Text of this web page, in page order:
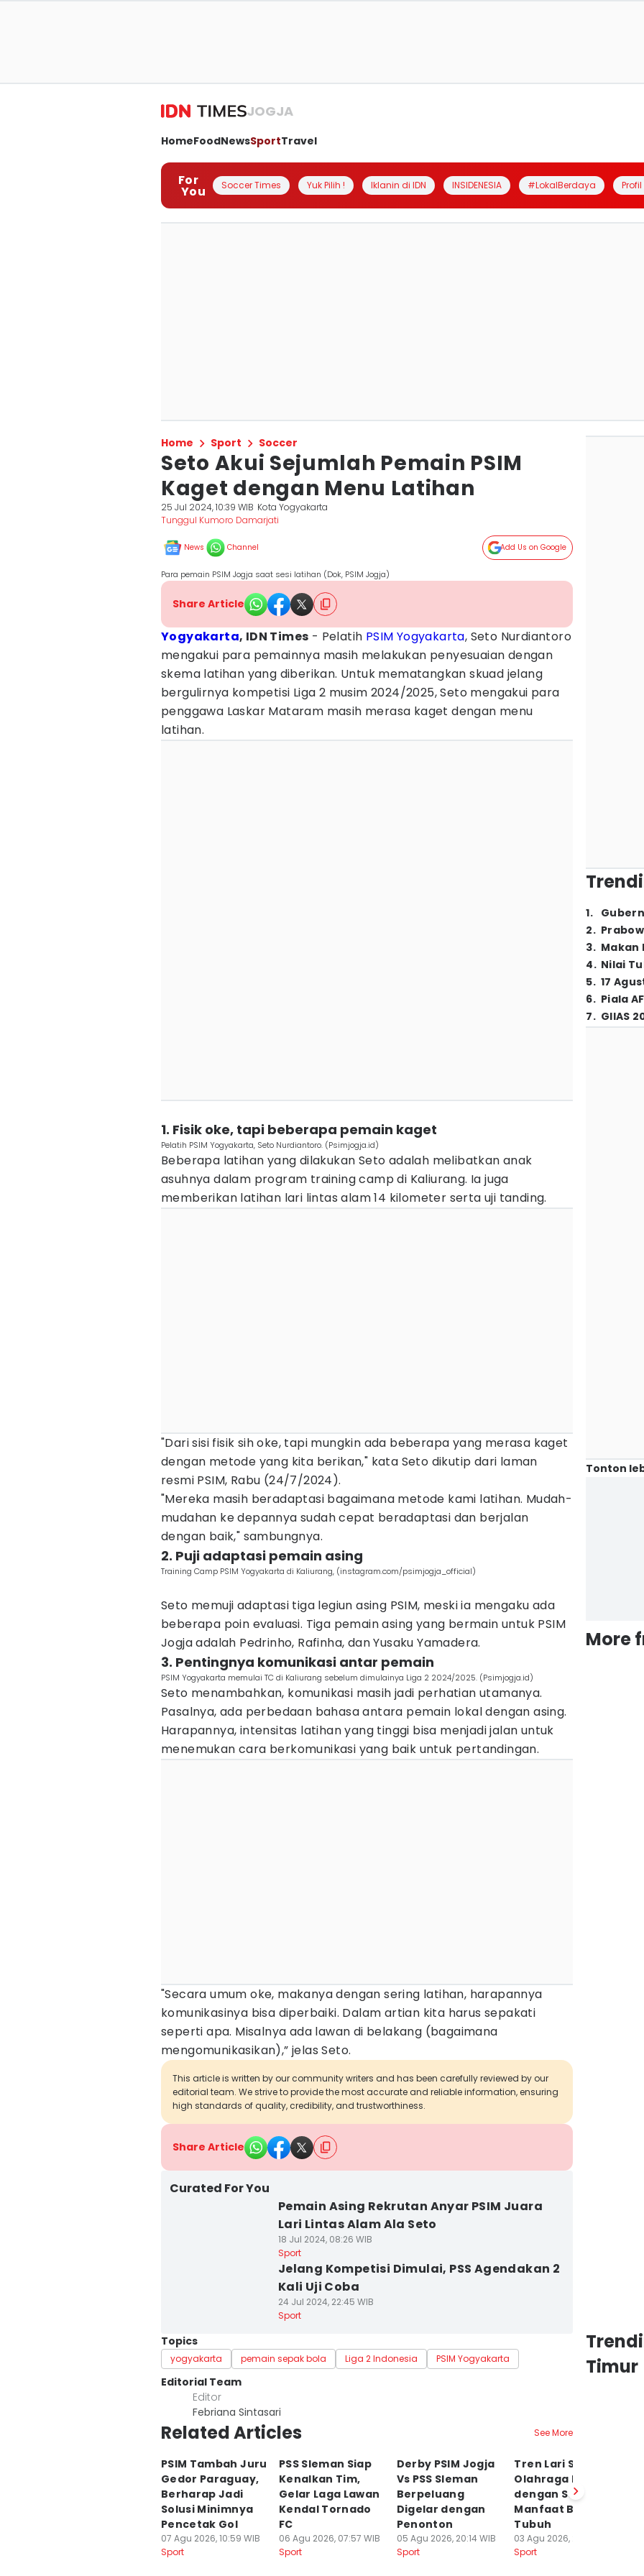
JOGJA
HomeFoodNewsSportTravel
For
You Soccer Times Yuk Pilih ! Iklanin di IDN INSIDENESIA #LokalBerdaya
Home Sport Soccer
Seto Akui Sejumlah Pemain PSIM
Kaget dengan Menu Latihan
25 Jul 2024, 10:39 WIB Kota Yogyakarta
Tunggul Kumoro Damarjati
News Channel Add Us on Google
Para pemain PSIM Jogja saat sesi latihan (Dok, PSIM Jogja)
Share Article
Yogyakarta, IDN Times - Pelatih PSIM Yogyakarta, Seto Nurdiantoro
mengakui para pemainnya masih melakukan penyesuaian dengan
skema latihan yang diberikan. Untuk mematangkan skuad jelang
bergulirnya kompetisi Liga 2 musim 2024/2025, Seto mengakui para
penggawa Laskar Mataram masih merasa kaget dengan menu
latihan.
1. Fisik oke, tapi beberapa pemain kaget
Pelatih PSIM Yogyakarta, Seto Nurdiantoro. (Psimjogja.id)
Beberapa latihan yang dilakukan Seto adalah melibatkan anak
asuhnya dalam program training camp di Kaliurang. Ia juga
memberikan latihan lari lintas alam 14 kilometer serta uji tanding.
"Dari sisi fisik sih oke, tapi mungkin ada beberapa yang merasa kaget
dengan metode yang kita berikan," kata Seto dikutip dari laman
resmi PSIM, Rabu (24/7/2024).
"Mereka masih beradaptasi bagaimana metode kami latihan. Mudah-
mudahan ke depannya sudah cepat beradaptasi dan berjalan
dengan baik," sambungnya.
2. Puji adaptasi pemain asing
Training Camp PSIM Yogyakarta di Kaliurang, (instagram.com/psimjogja_official)
Seto memuji adaptasi tiga legiun asing PSIM, meski ia mengaku ada
beberapa poin evaluasi. Tiga pemain asing yang bermain untuk PSIM
Jogja adalah Pedrinho, Rafinha, dan Yusaku Yamadera.
3. Pentingnya komunikasi antar pemain
PSIM Yogyakarta memulai TC di Kaliurang sebelum dimulainya Liga 2 2024/2025. (Psimjogja.id)
Seto menambahkan, komunikasi masih jadi perhatian utamanya.
Pasalnya, ada perbedaan bahasa antara pemain lokal dengan asing.
Harapannya, intensitas latihan yang tinggi bisa menjadi jalan untuk
menemukan cara berkomunikasi yang baik untuk pertandingan.
"Secara umum oke, makanya dengan sering latihan, harapannya
komunikasinya bisa diperbaiki. Dalam artian kita harus sepakati
seperti apa. Misalnya ada lawan di belakang (bagaimana
mengomunikasikan),” jelas Seto.
This article is written by our community writers and has been carefully reviewed by our
editorial team. We strive to provide the most accurate and reliable information, ensuring
high standards of quality, credibility, and trustworthiness.
Share Article
Curated For You
Pemain Asing Rekrutan Anyar PSIM Juara
Lari Lintas Alam Ala Seto
18 Jul 2024, 08:26 WIB
Sport
Jelang Kompetisi Dimulai, PSS Agendakan 2
Kali Uji Coba
24 Jul 2024, 22:45 WIB
Sport
Topics
yogyakarta pemain sepak bola Liga 2 Indonesia PSIM Yogyakarta
Editorial Team
Editor
Febriana Sintasari
Related Articles See More
PSIM Tambah Juru
Gedor Paraguay,
Berharap Jadi
Solusi Minimnya
Pencetak Gol
07 Agu 2026, 10:59 WIB
Sport
PSS Sleman Siap
Kenalkan Tim,
Gelar Laga Lawan
Kendal Tornado
FC
06 Agu 2026, 07:57 WIB
Sport
Derby PSIM Jogja
Vs PSS Sleman
Berpeluang
Digelar dengan
Penonton
05 Agu 2026, 20:14 WIB
Sport
Tren Lari Santai,
Olahraga Murah
dengan Segudang
Manfaat Bagi
Tubuh
03 Agu 2026, 20:40 WIB
Sport
1.
2.
3. Makan
4. Nilai
5. 17
6. Piala
7. GIIAS
Tonton
More
Timur